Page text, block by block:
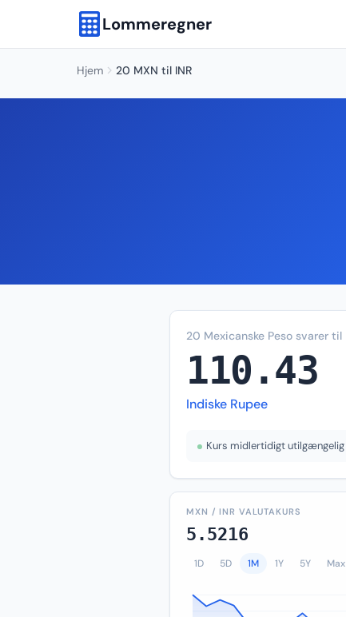
Lommeregner
Hjem 20 MXN til INR
20 Mexicanske Peso svarer til
110.43
Indiske Rupee
Kurs midlertidigt utilgængelig
MXN / INR VALUTAKURS
5.5216
1D 5D 1M 1Y 5Y Max